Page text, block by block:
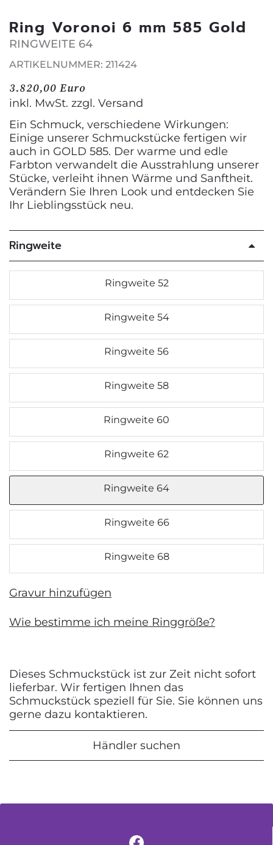
Ring Voronoi 6 mm 585 Gold
RINGWEITE 64
ARTIKELNUMMER: 211424
3.820,00 Euro
inkl. MwSt. zzgl. Versand
Ein Schmuck, verschiedene Wirkungen:
Einige unserer Schmuckstücke fertigen wir
auch in GOLD 585. Der warme und edle
Farbton verwandelt die Ausstrahlung unserer
Stücke, verleiht ihnen Wärme und Sanftheit.
Verändern Sie Ihren Look und entdecken Sie
Ihr Lieblingsstück neu.
Ringweite
Ringweite 52
Ringweite 54
Ringweite 56
Ringweite 58
Ringweite 60
Ringweite 62
Ringweite 64
Ringweite 66
Ringweite 68
Gravur hinzufügen
Wie bestimme ich meine Ringgröße?
Dieses Schmuckstück ist zur Zeit nicht sofort
lieferbar. Wir fertigen Ihnen das
Schmuckstück speziell für Sie. Sie können uns
gerne dazu kontaktieren.
Händler suchen